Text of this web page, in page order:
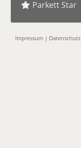
Parkett Star
Impressum | Datenschutz